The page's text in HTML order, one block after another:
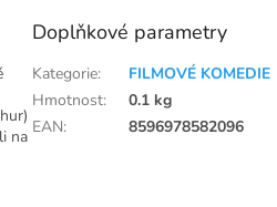
na
Doplňkové parametry
Kategorie:
FILMOVÉ KOMEDIE
Hmotnost:
0.1 kg
EAN: 8596978582096